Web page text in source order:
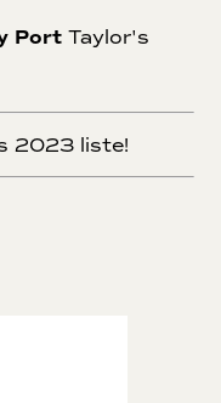
Port Taylor's
2023 liste!